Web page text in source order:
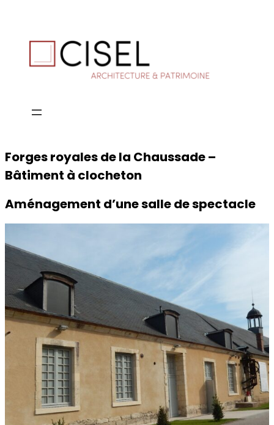
Forges royales de la Chaussade –
Bâtiment à clocheton
Aménagement d’une salle de spectacle